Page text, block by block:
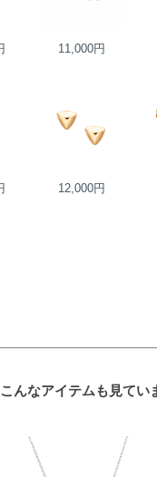
11,000円
12,000円
んなアイテムも見てい